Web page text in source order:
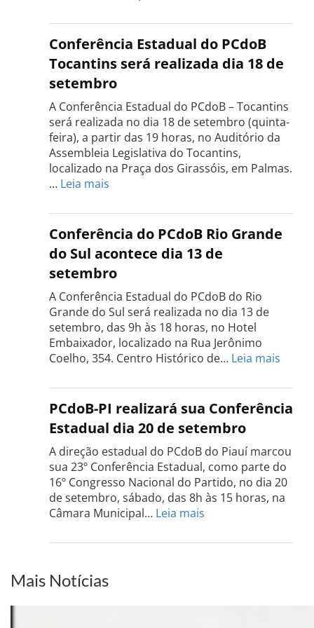
Conferência Estadual do PCdoB
Tocantins será realizada dia 18 de
setembro
A Conferência Estadual do PCdoB – Tocantins
será realizada no dia 18 de setembro (quinta-
feira), a partir das 19 horas, no Auditório da
Assembleia Legislativa do Tocantins,
localizado na Praça dos Girassóis, em Palmas.
… Leia mais
Estadual
do
PCdoB
Tocantins
será
realizada
dia
18
de
setembro
Conferência do PCdoB Rio Grande
do Sul acontece dia 13 de
setembro
A Conferência Estadual do PCdoB do Rio
Grande do Sul será realizada no dia 13 de
setembro, das 9h às 18 horas, no Hotel
Embaixador, localizado na Rua Jerônimo
Coelho, 354. Centro Histórico de… Leia mais
do
PCdoB
Rio
do
Sul
dia
PCdoB-PI realizará sua Conferência
Estadual dia 20 de setembro
A direção estadual do PCdoB do Piauí marcou
sua 23º Conferência Estadual, como parte do
16º Congresso Nacional do Partido, no dia 20
de setembro, sábado, das 8h às 15 horas, na
Câmara Municipal… Leia mais
PI
Mais Notícias